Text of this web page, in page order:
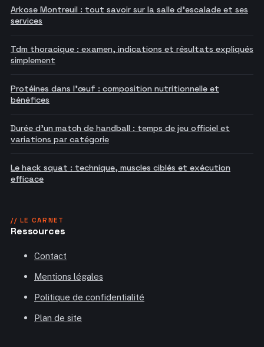
Arkose Montreuil : tout savoir sur la salle d'escalade et ses
services
Tdm thoracique : examen, indications et résultats expliqués
simplement
Protéines dans l'œuf : composition nutritionnelle et
bénéfices
Durée d'un match de handball : temps de jeu officiel et
variations par catégorie
Le hack squat : technique, muscles ciblés et exécution
efficace
// LE CARNET
Ressources
Contact
Mentions légales
Politique de confidentialité
Plan de site